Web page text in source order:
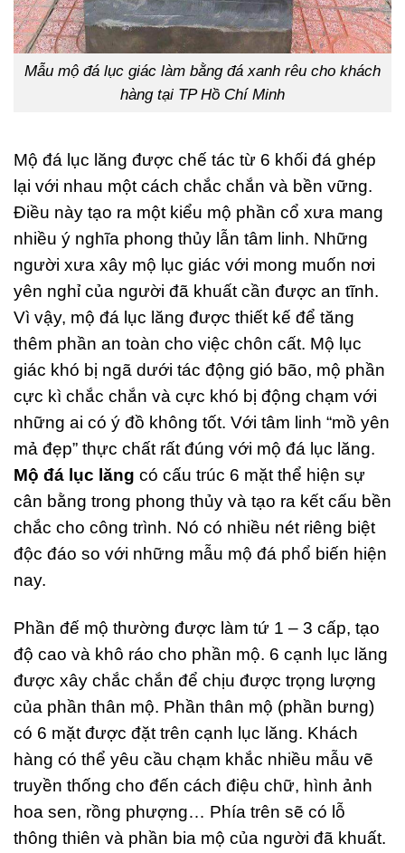
Mẫu mộ đá lục giác làm bằng đá xanh rêu cho khách
hàng tại TP Hồ Chí Minh
Mộ đá lục lăng được chế tác từ 6 khối đá ghép
lại với nhau một cách chắc chắn và bền vững.
Điều này tạo ra một kiểu mộ phần cổ xưa mang
nhiều ý nghĩa phong thủy lẫn tâm linh. Những
người xưa xây mộ lục giác với mong muốn nơi
yên nghỉ của người đã khuất cần được an tĩnh.
Vì vậy, mộ đá lục lăng được thiết kế để tăng
thêm phần an toàn cho việc chôn cất. Mộ lục
giác khó bị ngã dưới tác động gió bão, mộ phần
cực kì chắc chắn và cực khó bị động chạm với
những ai có ý đồ không tốt. Với tâm linh “mồ yên
mả đẹp” thực chất rất đúng với mộ đá lục lăng.
Mộ đá lục lăng có cấu trúc 6 mặt thể hiện sự
cân bằng trong phong thủy và tạo ra kết cấu bền
chắc cho công trình. Nó có nhiều nét riêng biệt
độc đáo so với những mẫu mộ đá phổ biến hiện
nay.
Phần đế mộ thường được làm tứ 1 – 3 cấp, tạo
độ cao và khô ráo cho phần mộ. 6 cạnh lục lăng
được xây chắc chắn để chịu được trọng lượng
của phần thân mộ. Phần thân mộ (phần bưng)
có 6 mặt được đặt trên cạnh lục lăng. Khách
hàng có thể yêu cầu chạm khắc nhiều mẫu vẽ
truyền thống cho đến cách điệu chữ, hình ảnh
hoa sen, rồng phượng… Phía trên sẽ có lỗ
thông thiên và phần bia mộ của người đã khuất.